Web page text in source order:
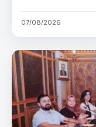
07/08/2026